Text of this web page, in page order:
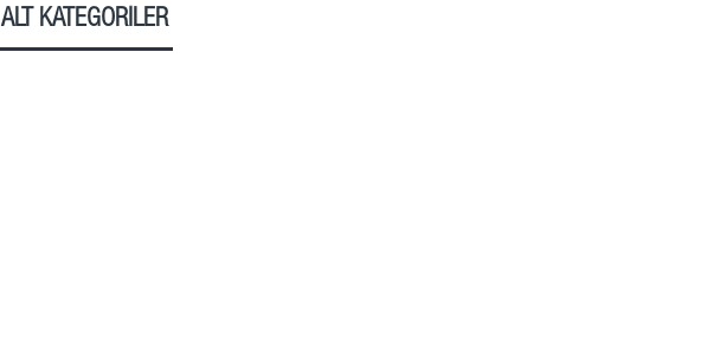
ALT KATEGORILER